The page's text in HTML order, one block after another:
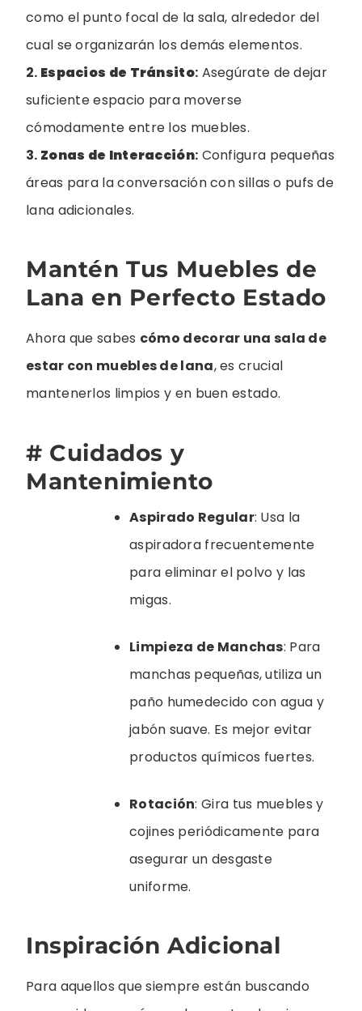
como el punto focal de la sala, alrededor del
cual se organizarán los demás elementos.
2. Espacios de Tránsito: Asegúrate de dejar
suficiente espacio para moverse
cómodamente entre los muebles.
3. Zonas de Interacción: Configura pequeñas
áreas para la conversación con sillas o pufs de
lana adicionales.
Mantén Tus Muebles de
Lana en Perfecto Estado
Ahora que sabes cómo decorar una sala de
estar con muebles de lana, es crucial
mantenerlos limpios y en buen estado.
# Cuidados y
Mantenimiento
Aspirado Regular: Usa la
aspiradora frecuentemente
para eliminar el polvo y las
migas.
Limpieza de Manchas: Para
manchas pequeñas, utiliza un
paño humedecido con agua y
jabón suave. Es mejor evitar
productos químicos fuertes.
Rotación: Gira tus muebles y
cojines periódicamente para
asegurar un desgaste
uniforme.
Inspiración Adicional
Para aquellos que siempre están buscando